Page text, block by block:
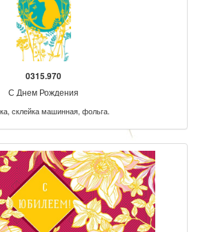
0315.970
С Днем Рождения
склейка машинная, фольга.